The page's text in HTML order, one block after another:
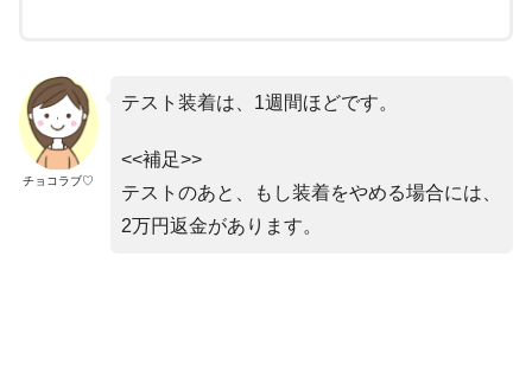
チョコラブ♡
テスト装着は、1週間ほどです。
<<補足>>
テストのあと、もし装着をやめる場合には、
2万円返金があります。